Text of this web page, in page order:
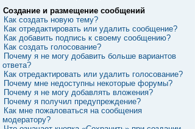
Создание и размещение сообщений
Как создать новую тему?
Как отредактировать или удалить сообщение?
Как добавить подпись к своему сообщению?
Как создать голосование?
Почему я не могу добавить больше вариантов
ответа?
Как отредактировать или удалить голосование?
Почему мне недоступны некоторые форумы?
Почему я не могу добавлять вложения?
Почему я получил предупреждение?
Как мне пожаловаться на сообщения
модератору?